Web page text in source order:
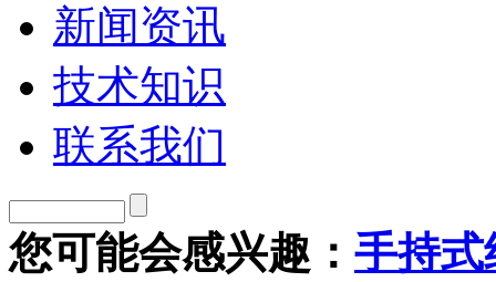
新闻资讯
技术知识
联系我们
您可能会感兴趣： 手持式